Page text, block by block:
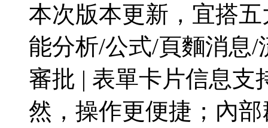
本次版本更新，宜搭
能分析/公式/頁麵消息
審批 | 表單卡片信息支
然，操作更便捷；內